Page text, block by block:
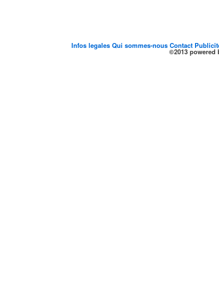
Infos legalesQui sommes-nousContact
©2013 powered